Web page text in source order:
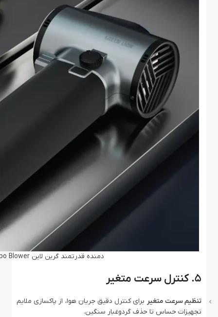
دمنده قدرتمند گرین لاین Green Lion GB-186X Turbo Blower
۵. کنترل سرعت متغیر
تنظیم سرعت متغیر برای کنترل دقیق جریان هوا، از پاکسازی ملایم
تجهیزات حساس تا حذف گردوغبار سنگین.